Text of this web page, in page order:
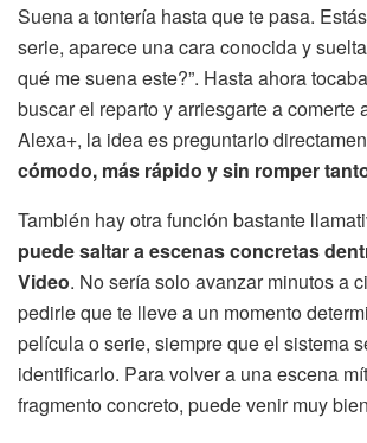
Suena a tontería hasta que te pasa.
serie, aparece una cara conocida y
qué me suena este?”. Hasta ahora
buscar el reparto y arriesgarte a comerte
Alexa+, la idea es preguntarlo
cómodo, más rápido y sin romper
También hay otra función bastante
puede saltar a escenas concretas
Video. No sería solo avanzar minutos a
pedirle que te lleve a un momento
película o serie, siempre que el sistema
identificarlo. Para volver a una escena
fragmento concreto, puede venir muy